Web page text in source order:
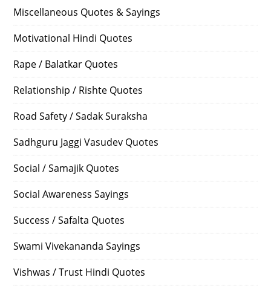
Miscellaneous Quotes & Sayings
Motivational Hindi Quotes
Rape / Balatkar Quotes
Relationship / Rishte Quotes
Road Safety / Sadak Suraksha
Sadhguru Jaggi Vasudev Quotes
Social / Samajik Quotes
Social Awareness Sayings
Success / Safalta Quotes
Swami Vivekananda Sayings
Vishwas / Trust Hindi Quotes